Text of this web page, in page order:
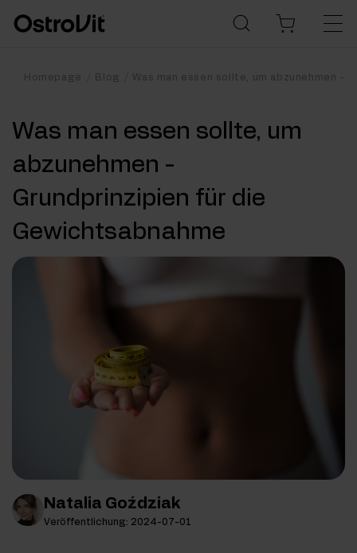
Homepage Blog Was man essen sollte, um abzunehmen -
Was man essen sollte, um
abzunehmen -
Grundprinzipien für die
Gewichtsabnahme
Natalia Goździak
Veröffentlichung: 2024-07-01